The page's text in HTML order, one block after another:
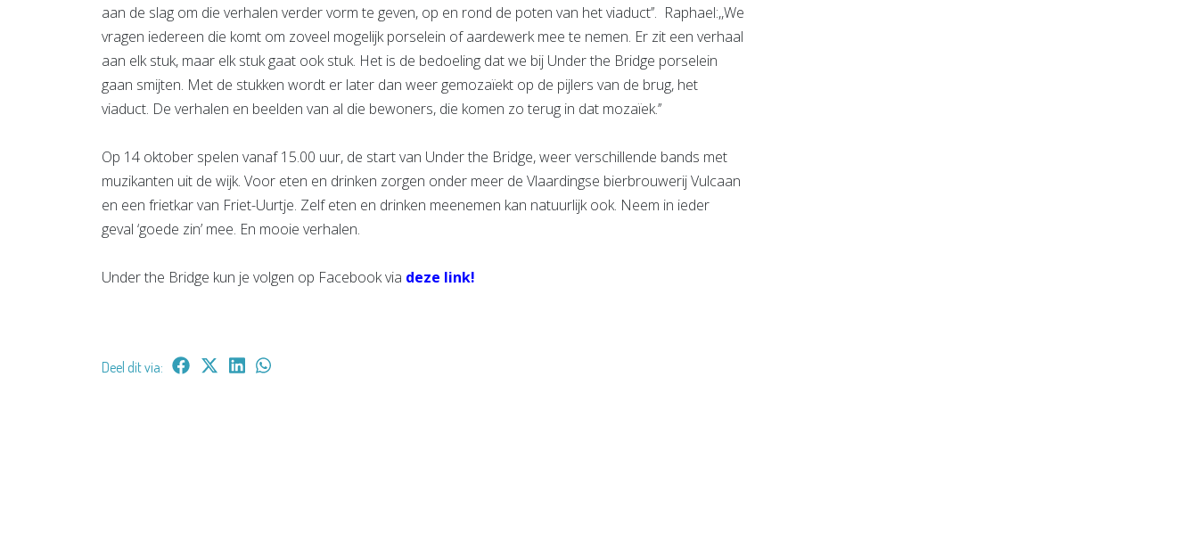
aan de slag om die verhalen verder vorm te geven, op en rond de poten van het viaduct’’. Raphael:,,We
vragen iedereen die komt om zoveel mogelijk porselein of aardewerk mee te nemen. Er zit een verhaal
aan elk stuk, maar elk stuk gaat ook stuk. Het is de bedoeling dat we bij Under the Bridge porselein
gaan smijten. Met de stukken wordt er later dan weer gemozaïekt op de pijlers van de brug, het
viaduct. De verhalen en beelden van al die bewoners, die komen zo terug in dat mozaïek.’’
Op 14 oktober spelen vanaf 15.00 uur, de start van Under the Bridge, weer verschillende bands met
muzikanten uit de wijk. Voor eten en drinken zorgen onder meer de Vlaardingse bierbrouwerij Vulcaan
en een frietkar van Friet-Uurtje. Zelf eten en drinken meenemen kan natuurlijk ook. Neem in ieder
geval ‘goede zin’ mee. En mooie verhalen.
Under the Bridge kun je volgen op Facebook via deze link!
Deel dit via: